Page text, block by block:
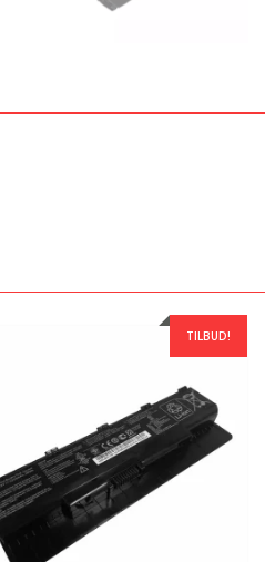
TILBUD!